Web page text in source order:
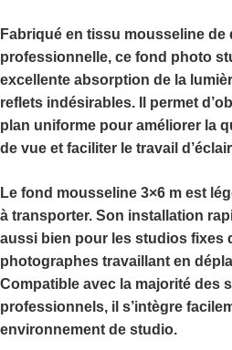
Fabriqué en tissu mousseline de
professionnelle, ce fond photo
excellente absorption de la
reflets indésirables. Il permet
plan uniforme pour améliorer la
de vue et faciliter le travail
Le fond mousseline 3×6 m est
à transporter. Son installation
aussi bien pour les studios fixes
photographes travaillant en
Compatible avec la majorité des
professionnels, il s’intègre
environnement de studio.